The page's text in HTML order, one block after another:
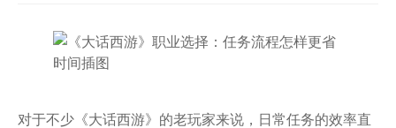
对于不少《大话西游》的老玩家来说，日常任务的效率直